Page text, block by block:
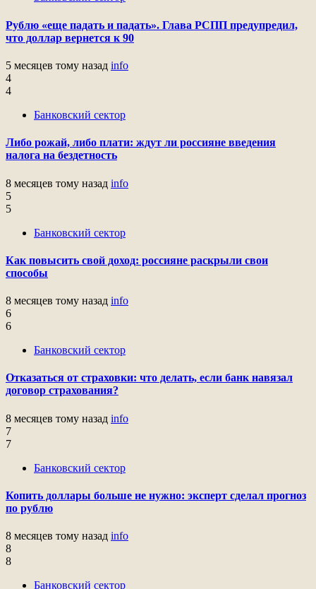
Рублю «еще падать и падать». Глава РСПП предупредил,
что доллар вернется к 90
5 месяцев тому назад info
4
4
Банковский сектор
Либо рожай, либо плати: ждут ли россияне введения
налога на бездетность
8 месяцев тому назад info
5
5
Банковский сектор
Как повысить свой доход: россияне раскрыли свои
способы
8 месяцев тому назад info
6
6
Банковский сектор
Отказаться от страховки: что делать, если банк навязал
договор страхования?
8 месяцев тому назад info
7
7
Банковский сектор
Копить доллары больше не нужно: эксперт сделал прогноз
по рублю
8 месяцев тому назад info
8
8
Банковский сектор